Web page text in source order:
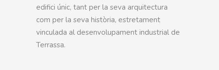
edifici únic, tant per la seva arquitectura
com per la seva història, estretament
vinculada al desenvolupament industrial de
Terrassa.